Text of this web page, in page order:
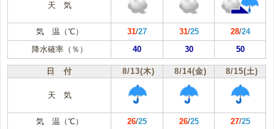
天 気
気 温（℃） 31/27 31/25 28/24
降水確率（％）
40 30 50
日 付 8/13(木) 8/14(金) 8/15(土)
天 気
気 温（℃） 26/25 26/25 27/25